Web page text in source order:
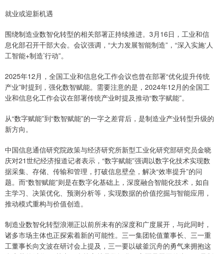
就业或迎新机遇
围绕制造业数智化转型的相关部署正持续推进。3月16日，工业和信
息化部召开干部大会。会议强调，“大力发展智能制造”，“深入实施‘人
工智能+制造’行动”。
2025年12月，全国工业和信息化工作会议也曾在部署“优化提升传统
产业”时提到，强化数智赋能。需要注意的是，2024年12月的全国工
业和信息化工作会议在部署传统产业时提及推动“数字赋能”。
从“数字赋能”到“数智赋能”的一字之差背后，是制造业产业转型升级的
新方向。
中国信息通信研究院政策与经济研究所新型工业化研究部研究员金晓
庆对21世纪经济报道记者表示，“数字赋能”强调以数字化技术实现数
据采集、存储、传输和管理，打破信息壁垒，解决“效率提升”的问
题。而“数智赋能”则是在数字化基础上，深度融合智能化技术，如自
主学习、决策优化、预测分析等，实现数据的价值挖掘与智能应用，
推动模式重构与价值创造。
制造业数智化转型浪潮正以前所未有的深度和广度展开，与此同时，
诸多市场主体也正探索着新的可能性。三一集团轮值董事长、三一重
工董事长向文波在研讨会上提及，三一要以破釜沉舟的勇气来拥抱这